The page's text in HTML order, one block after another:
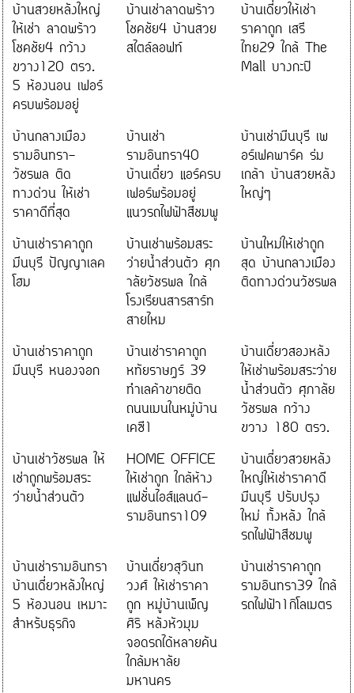
บ้านสวยหลังใหญ่
ให้เช่า ลาดพร้าว
โชคชัย4 กว้าง
ขวาง120 ตรว.
5 ห้องนอน เฟอร์
ครบพร้อมอยู่
บ้านเช่าลาดพร้าว
โชคชัย4 บ้านสวย
สไตล์ลอฟท์
บ้านเดี่ยวให้เช่า
ราคาถูก เสรี
ไทย29 ใกล้ The
Mall บางกะปิ
บ้านกลางเมือง
รามอินทรา-
วัชรพล ติด
ทางด่วน ให้เช่า
ราคาดีที่สุด
บ้านเช่า
รามอินทรา40
บ้านเดี่ยว แอร์ครบ
เฟอร์พร้อมอยู่
แนวรถไฟฟ้าสีชมพู
บ้านเช่ามีนบุรี เพ
อร์เฟคพาร์ค ร่ม
เกล้า บ้านสวยหลัง
ใหญ่ๆ
บ้านเช่าราคาถูก
มีนบุรี ปัญญาเลค
โฮม
บ้านเช่าพร้อมสระ
ว่ายน้ำส่วนตัว ศุภ
าลัยวัชรพล ใกล้
โรงเรียนสารสาร์ท
สายไหม
บ้านใหม่ให้เช่าถูก
สุด บ้านกลางเมือง
ติดทางด่วนวัชรพล
บ้านเช่าราคาถูก
มีนบุรี หนองจอก
บ้านเช่าราคาถูก
หทัยราษฎร์ 39
ทำเลค้าขายติด
ถนนเมนในหมู่บ้าน
เคซี1
บ้านเดี่ยวสองหลัง
ให้เช่าพร้อมสระว่าย
น้ำส่วนตัว ศุภาลัย
วัชรพล กว้าง
ขวาง 180 ตรว.
บ้านเช่าวัชรพล ให้
เช่าถูกพร้อมสระ
ว่ายน้ำส่วนตัว
HOME OFFICE
ให้เช่าถูก ใกล้ห้าง
แฟชั่นไอส์แลนด์-
รามอินทรา109
บ้านเดี่ยวสวยหลัง
ใหญ่ให้เช่าราคาดี
มีนบุรี ปรับปรุง
ใหม่ ทั้งหลัง ใกล้
รถไฟฟ้าสีชมพู
บ้านเช่ารามอินทรา
บ้านเดี่ยวหลังใหญ่
5 ห้องนอน เหมาะ
สำหรับธุรกิจ
บ้านเดี่ยวสุวินท
วงศ์ ให้เช่าราคา
ถูก หมู่บ้านเพ็ญ
ศิริ หลังหัวมุม
จอดรถได้หลายคัน
ใกล้มหาลัย
มหานคร
บ้านเช่าราคาถูก
รามอินทรา39 ใกล้
รถไฟฟ้า1กิโลเมตร